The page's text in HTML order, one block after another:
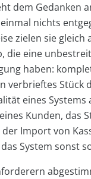
dem Gedanken
nichts
zielen sie gleich
die eine
haben:
verbrieftes Stück
eines Systems
Kunden, das
der Import von
System sonst